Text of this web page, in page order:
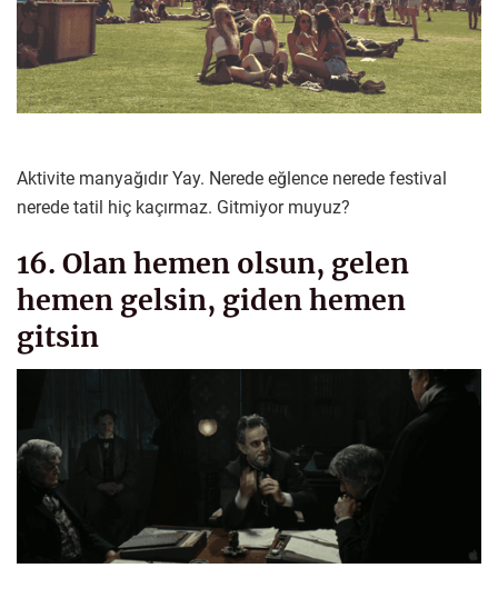
Aktivite manyağıdır Yay. Nerede eğlence nerede festival
nerede tatil hiç kaçırmaz. Gitmiyor muyuz?
16. Olan hemen olsun, gelen
hemen gelsin, giden hemen
gitsin